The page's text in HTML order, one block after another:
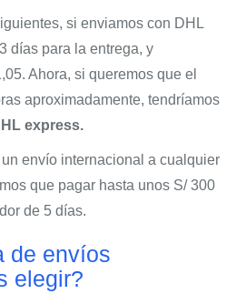
si enviamos con DHL
días para la entrega, y
Ahora, si queremos que el
aproximadamente, tendríamos
express.
envío internacional a cualquier
que pagar hasta unos S/ 300
de 5 días.
de envíos
elegir?